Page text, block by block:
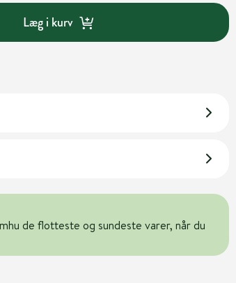
Læg i kurv
de flotteste og sundeste varer, når du